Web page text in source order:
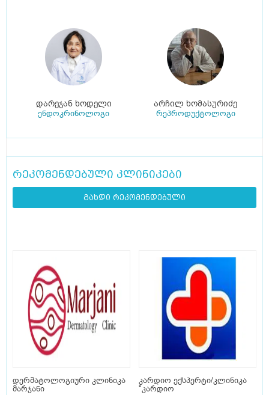
დარეჯან ხოდელი
ენდოკრინოლოგი
არჩილ ხომასურიძე
რეპროდუქტოლოგი
რეკომენდებული კლინიკები
გახდი რეკომენდებული
დერმატოლოგიური კლინიკა
მარჯანი
კარდიო ექსპერტი/კლინიკა
"კარდიო